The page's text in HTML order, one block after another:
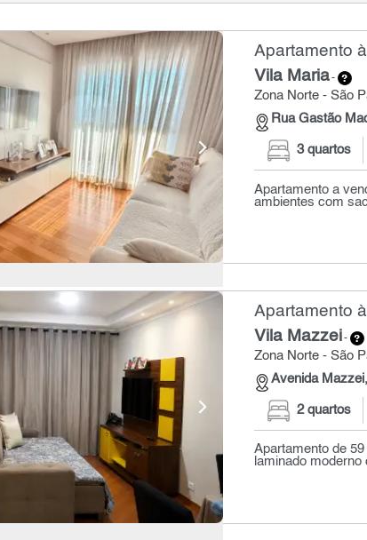
Apartamento
Vila Maria-
Zona Norte - São
Rua Gastão
3 quartos
Apartamento a
ambientes com
Apartamento
Vila Mazzei-
Zona Norte - São
Avenida
2 quartos
Apartamento de
laminado